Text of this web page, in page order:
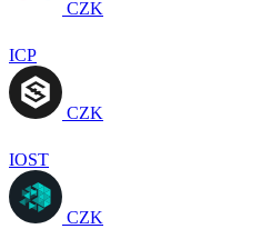
CZK
ICP
CZK
IOST
CZK